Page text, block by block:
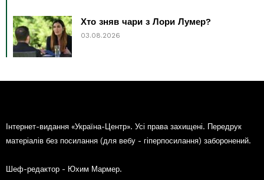
Хто зняв чари з Лори Лумер?
03.08.2026
Інтернет-видання «Україна-Центр». Усі права захищені. Передрук
матеріалів без посилання (для вебу - гіперпосилання) заборонений.
Шеф-редактор - Юхим Мармер.